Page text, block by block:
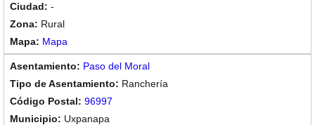
-
Rural
Mapa
Paso del Moral
Ranchería
96997
Uxpanapa